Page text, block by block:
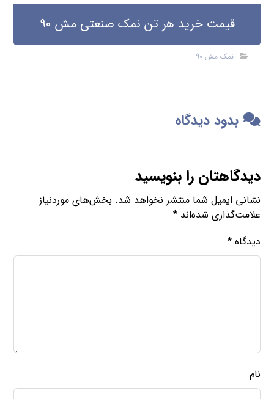
قیمت خرید هر تن نمک صنعتی مش 90
نمک مش 90
بدود دیدگاه
دیدگاهتان را بنویسید
نشانی ایمیل شما منتشر نخواهد شد. بخش‌های موردنیاز
علامت‌گذاری شده‌اند*
دیدگاه*
نام